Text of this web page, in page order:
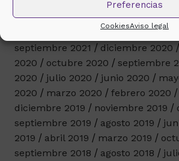
Preferencias
CookiesAviso legal
abril 2023
septiembre 2022
junio 2022
diciembre 2021
noviembre
septiembre 2021
diciembre 2020
2020
octubre 2020 septiembre
2020
julio 2020 junio 2020
2020
marzo 2020 febrero 2020
diciembre 2019
noviembre 2019
septiembre 2019
agosto 2019
2019
abril 2019 marzo 2019
septiembre 2018
agosto 2018